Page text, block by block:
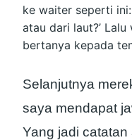
ke waiter seperti
atau dari laut?’
bertanya kepada
Selanjutnya
saya mendapat
Yang jadi